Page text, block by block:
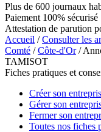
Plus de 600 journaux
Paiement 100% sécurisé
Attestation de parution
Accueil /Consulter les
Comté /Côte-d'Or/
TAMISOT
Fiches pratiques et
Créer son
Gérer son
Fermer son
Toutes nos fiches